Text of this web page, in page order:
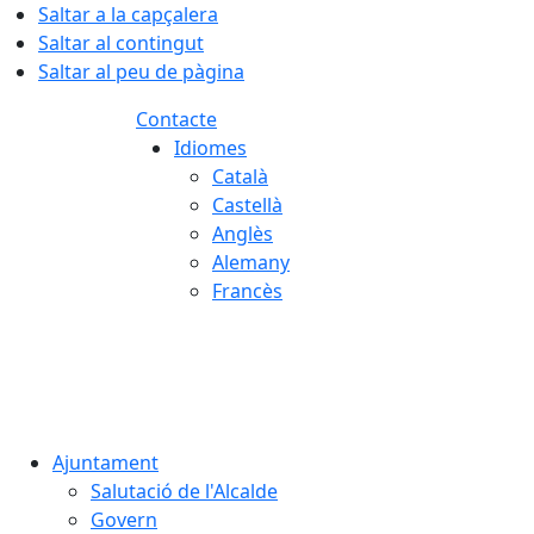
Saltar a la capçalera
Saltar al contingut
Saltar al peu de pàgina
Contacte
Idiomes
Català
Castellà
Anglès
Alemany
Francès
Ajuntament
Salutació de l'Alcalde
Govern